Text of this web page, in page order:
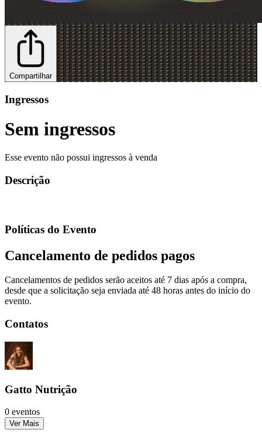
Compartilhar
Ingressos
Sem ingressos
Esse evento não possui ingressos à venda
Descrição
Políticas do Evento
Cancelamento de pedidos pagos
Cancelamentos de pedidos serão aceitos até 7 dias após a compra,
desde que a solicitação seja enviada até 48 horas antes do início do
evento.
Contatos
Gatto Nutrição
0 eventos
Ver Mais